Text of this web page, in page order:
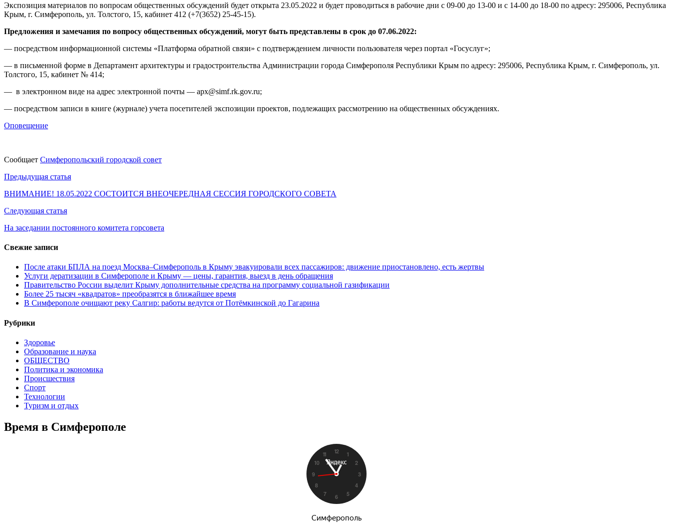
Экспозиция материалов по вопросам общественных обсуждений будет открыта 23.05.2022 и будет проводиться в рабочие дни с 09-00 до 13-00 и с 14-00 до 18-00 по адресу: 295006, Республика
Крым, г. Симферополь, ул. Толстого, 15, кабинет 412 (+7(3652) 25-45-15).
Предложения и замечания по вопросу общественных обсуждений, могут быть представлены в срок до 07.06.2022:
— посредством информационной системы «Платформа обратной связи» с подтверждением личности пользователя через портал «Госуслуг»;
— в письменной форме в Департамент архитектуры и градостроительства Администрации города Симферополя Республики Крым по адресу: 295006, Республика Крым, г. Симферополь, ул.
Толстого, 15, кабинет № 414;
— в электронном виде на адрес электронной почты — apx@simf.rk.gov.ru;
— посредством записи в книге (журнале) учета посетителей экспозиции проектов, подлежащих рассмотрению на общественных обсуждениях.
Оповещение
Сообщает Симферопольский городской совет
Навигация
по
записям
Предыдущая статья
ВНИМАНИЕ! 18.05.2022 СОСТОИТСЯ ВНЕОЧЕРЕДНАЯ СЕССИЯ ГОРОДСКОГО СОВЕТА
Следующая статья
На заседании постоянного комитета горсовета
Свежие записи
После атаки БПЛА на поезд Москва–Симферополь в Крыму эвакуировали всех пассажиров: движение приостановлено, есть жертвы
Услуги дератизации в Симферополе и Крыму — цены, гарантия, выезд в день обращения
Правительство России выделит Крыму дополнительные средства на программу социальной газификации
Более 25 тысяч «квадратов» преобразятся в ближайшее время
В Симферополе очищают реку Салгир: работы ведутся от Потёмкинской до Гагарина
Рубрики
Здоровье
Образование и наука
ОБЩЕСТВО
Политика и экономика
Происшествия
Спорт
Технологии
Туризм и отдых
Время в Симферополе